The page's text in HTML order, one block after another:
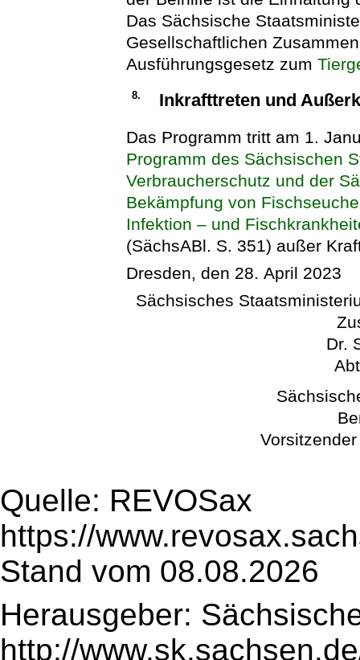
Das Sächsische
Gesellschaftlichen
Ausführungsgesetz zum
8. Inkrafttreten und
Das Programm tritt am 1.
Programm des Sächsischen
Verbraucherschutz und der
Bekämpfung von
Infektion – und
(SächsABl. S. 351) außer
Dresden, den 28. April 2023
Sächsisches
Dr.
Quelle: REVOSax
https://
Stand vom 08.08.2026
Herausgeber:
http://